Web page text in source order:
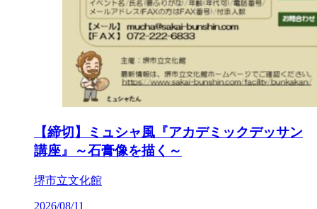
【締切】ミュシャ風『アカデミックデッサン
講座』～石膏像を描く～
堺市立文化館
2026/08/11